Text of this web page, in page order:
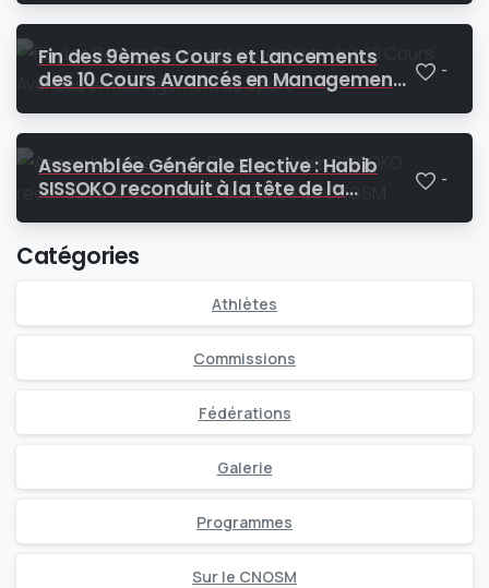
Fin des 9èmes Cours et Lancements
des 10 Cours Avancés en Management
-
Assemblée Générale Elective : Habib
SISSOKO reconduit à la tête de la
-
Catégories
Athlètes
Commissions
Fédérations
Galerie
Programmes
Sur le CNOSM